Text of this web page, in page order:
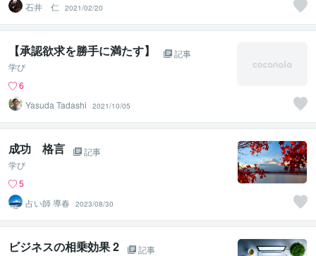
石井 仁
2021/02/20
【承認欲求を勝手に満たす】
記事
学び
6
Yasuda Tadashi
2021/10/05
成功 格言
記事
学び
5
占い師 導春
2023/08/30
ビジネスの相乗効果 2
記事